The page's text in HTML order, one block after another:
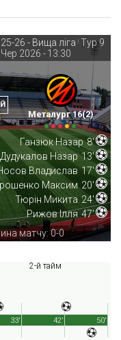
26 - Вища ліга | Тур 9
2026 - 13:30
Металург 16(2)
Ганзюк Назар 8'
Дудукалов Назар 13'
Владислав 17'
Максим 20'
Тюрін Микита 24'
Рижов Ілля 47'
матчу: 0-0
2-й тайм
50'
33' 42'